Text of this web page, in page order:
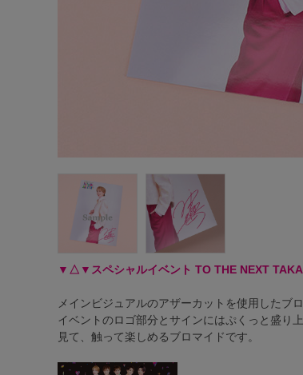
▼△▼スペシャルイベント TO THE NEXT
メインビジュアルのアザーカットを使用したブ
イベントのロゴ部分とサインにはぷくっと盛り
見て、触って楽しめるブロマイドです。